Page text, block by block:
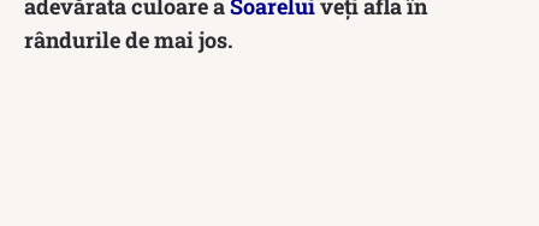
rândurile de mai jos.